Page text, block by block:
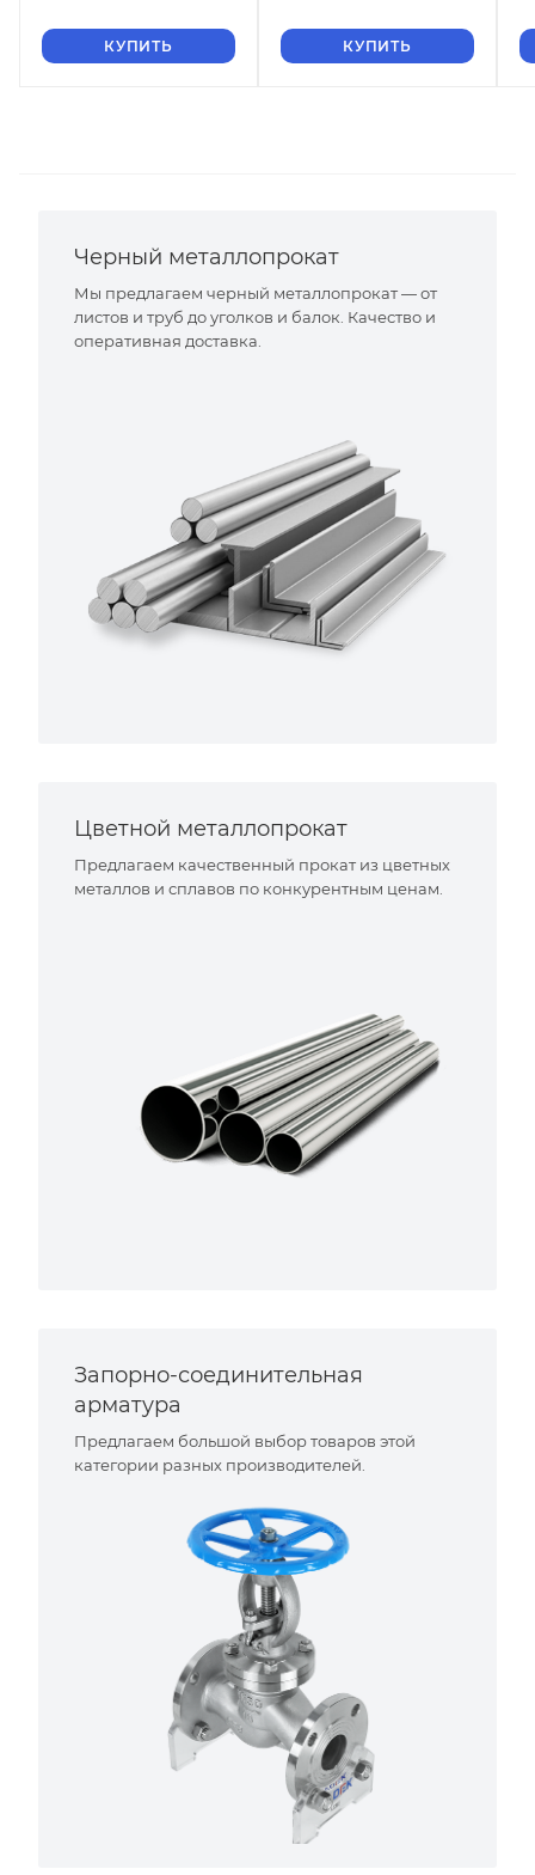
КУПИТЬ КУПИТЬ
Черный металлопрокат
Мы предлагаем черный металлопрокат — от
листов и труб до уголков и балок. Качество и
оперативная доставка.
Цветной металлопрокат
Предлагаем качественный прокат из цветных
металлов и сплавов по конкурентным ценам.
Запорно-соединительная
арматура
Предлагаем большой выбор товаров этой
категории разных производителей.